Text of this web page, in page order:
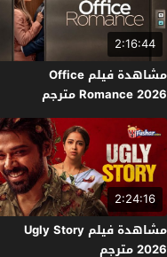
2:16:44
مشاهدة فيلم Office
Romance 2026 مترجم
2:24:16
مشاهدة فيلم Ugly Story
2026 مترجم